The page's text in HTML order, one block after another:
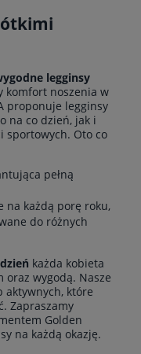
legginsy
komfort noszenia w
proponuje legginsy
na co dzień, jak i
sportowych. Oto co
pełną
na każdą porę roku,
do różnych
każda kobieta
oraz wygodą. Nasze
aktywnych, które
Zapraszamy
Golden
na każdą okazję.